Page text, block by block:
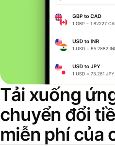
Tải xuống
chuyển đổi
miễn phí của